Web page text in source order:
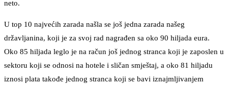
neto.
U top 10 najvećih zarada našla se još jedna zarada našeg
državljanina, koji je za svoj rad nagrađen sa oko 90 hiljada eura.
Oko 85 hiljada leglo je na račun još jednog stranca koji je zaposlen u
sektoru koji se odnosi na hotele i sličan smještaj, a oko 81 hiljadu
iznosi plata takođe jednog stranca koji se bavi iznajmljivanjem